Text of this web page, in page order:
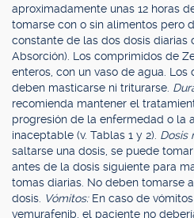
aproximadamente unas 12 horas
tomarse con o sin alimentos pero
constante de las dos dosis diarias
Absorción). Los comprimidos de
enteros, con un vaso de agua.
deben masticarse ni triturarse.
recomienda mantener el
progresión de la enfermedad o la
inaceptable (v. Tablas 1 y 2). Dosis
saltarse una dosis, se puede
antes de la dosis siguiente para
tomas diarias. No deben tomarse
dosis. Vómitos: En caso de
vemurafenib, el paciente no